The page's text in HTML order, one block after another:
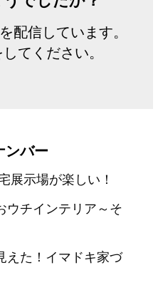
配信しています。
てください。
ンバー
示場が楽しい！
チインテリア～そ
た！イマドキ家づ